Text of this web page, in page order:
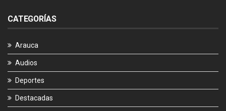
CATEGORÍAS
Arauca
Audios
Deportes
Destacadas